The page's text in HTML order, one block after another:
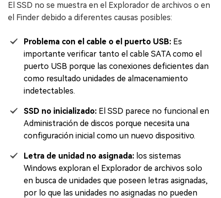
El SSD no se muestra en el Explorador de archivos o en
el Finder debido a diferentes causas posibles:
Problema con el cable o el puerto USB: Es
importante verificar tanto el cable SATA como el
puerto USB porque las conexiones deficientes dan
como resultado unidades de almacenamiento
indetectables.
SSD no inicializado: El SSD parece no funcional en
Administración de discos porque necesita una
configuración inicial como un nuevo dispositivo.
Letra de unidad no asignada: los sistemas
Windows exploran el Explorador de archivos solo
en busca de unidades que poseen letras asignadas,
por lo que las unidades no asignadas no pueden